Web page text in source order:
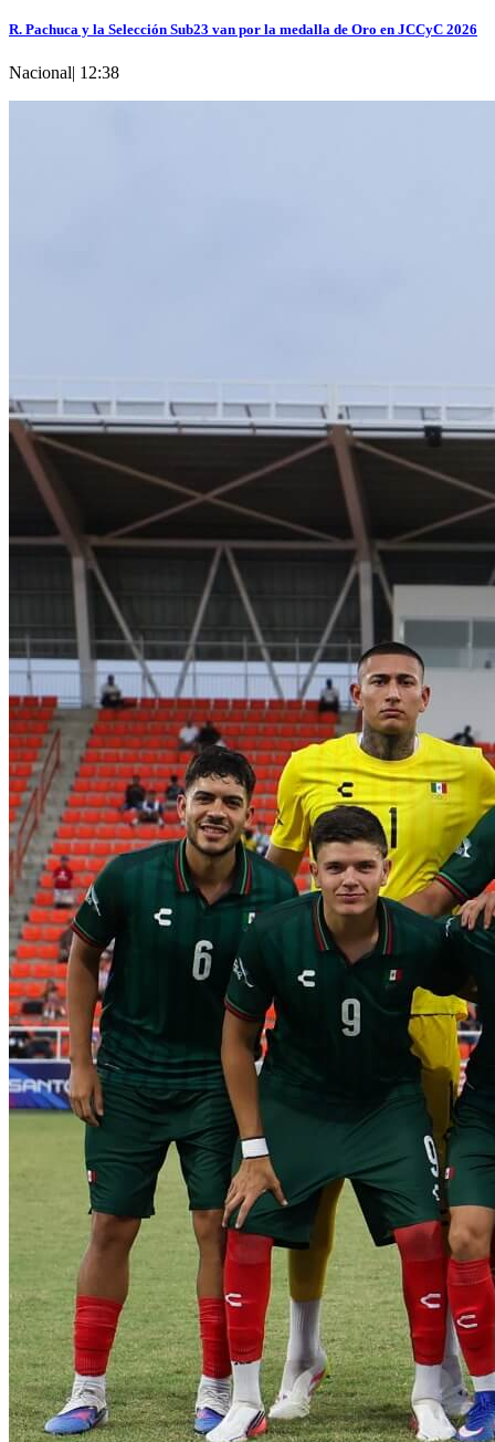
R. Pachuca y la Selección Sub23 van por la medalla de Oro en JCCyC 2026
Nacional| 12:38